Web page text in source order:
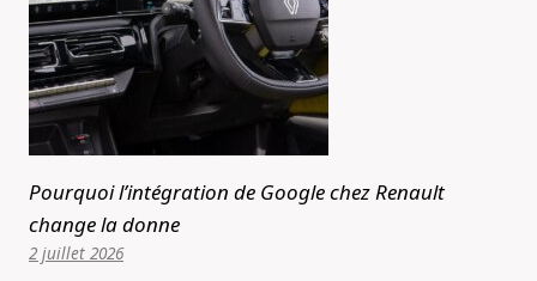
Pourquoi l’intégration de Google chez Renault
change la donne
2 juillet 2026